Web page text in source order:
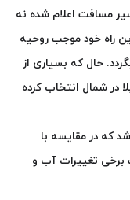
مسافت اعلام شده نه
راه خود موجب روحیه
حال که بسیاری از
در شمال انتخاب کرده
سطح دریا 1650 متر میباشد که در مقایسه با
برخی تغییرات آب و